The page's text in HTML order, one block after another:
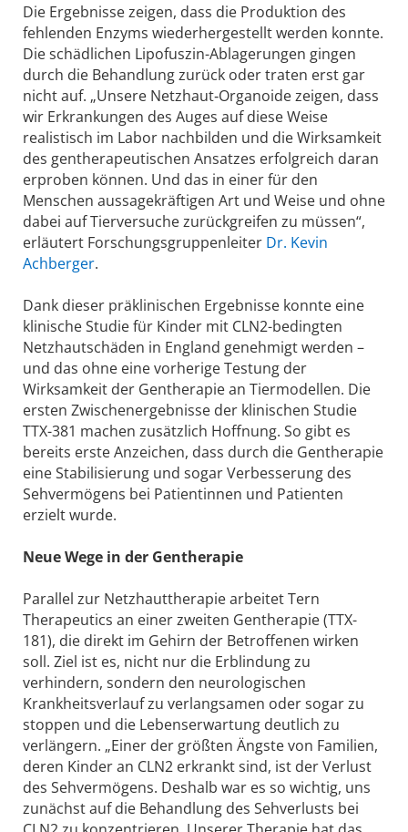
Die Ergebnisse zeigen, dass die Produktion des
fehlenden Enzyms wiederhergestellt werden konnte.
Die schädlichen Lipofuszin-Ablagerungen gingen
durch die Behandlung zurück oder traten erst gar
nicht auf. „Unsere Netzhaut‑Organoide zeigen, dass
wir Erkrankungen des Auges auf diese Weise
realistisch im Labor nachbilden und die Wirksamkeit
des gentherapeutischen Ansatzes erfolgreich daran
erproben können. Und das in einer für den
Menschen aussagekräftigen Art und Weise und ohne
dabei auf Tierversuche zurückgreifen zu müssen“,
erläutert Forschungsgruppenleiter Dr. Kevin
Achberger.
Dank dieser präklinischen Ergebnisse konnte eine
klinische Studie für Kinder mit CLN2-bedingten
Netzhautschäden in England genehmigt werden –
und das ohne eine vorherige Testung der
Wirksamkeit der Gentherapie an Tiermodellen. Die
ersten Zwischenergebnisse der klinischen Studie
TTX-381 machen zusätzlich Hoffnung. So gibt es
bereits erste Anzeichen, dass durch die Gentherapie
eine Stabilisierung und sogar Verbesserung des
Sehvermögens bei Patientinnen und Patienten
erzielt wurde.
Neue Wege in der Gentherapie
Parallel zur Netzhauttherapie arbeitet Tern
Therapeutics an einer zweiten Gentherapie (TTX-
181), die direkt im Gehirn der Betroffenen wirken
soll. Ziel ist es, nicht nur die Erblindung zu
verhindern, sondern den neurologischen
Krankheitsverlauf zu verlangsamen oder sogar zu
stoppen und die Lebenserwartung deutlich zu
verlängern. „Einer der größten Ängste von Familien,
deren Kinder an CLN2 erkrankt sind, ist der Verlust
des Sehvermögens. Deshalb war es so wichtig, uns
zunächst auf die Behandlung des Sehverlusts bei